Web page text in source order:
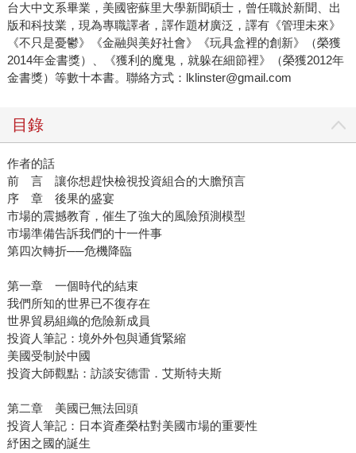
台大中文系畢業，美國密蘇里大學新聞碩士，曾任職於新聞、出
版和科技業，現為專職譯者，譯作題材廣泛，譯有《管理未來》
《不只是憂鬱》《金融與美好社會》《玩具盒裡的創新》（榮獲
2014年金書獎）、《獲利的魔鬼，就躲在細節裡》（榮獲2012年
金書獎）等數十本書。聯絡方式：lklinster@gmail.com
目錄
作者的話
前 言 讓你想趕快檢視投資組合的大膽預言
序 章 後果的盛宴
市場的震撼教育，催生了強大的風險預測模型
市場準備告訴我們的十一件事
第四次轉折──危機降臨
第一章 一個時代的結束
我們所知的世界已不復存在
世界貿易組織的危險新成員
投資人筆記：境外外包與通貨緊縮
美國受制於中國
投資大師觀點：訪談安德雷．艾斯特夫斯
第二章 美國已無法回頭
投資人筆記：日本資產榮枯對美國市場的重要性
紓困之國的誕生